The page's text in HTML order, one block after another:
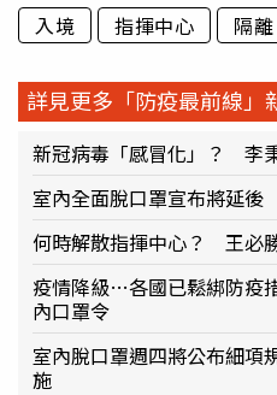
入境 指揮中心 隔離
詳見更多「防疫最前線」
新冠病毒「感冒化」？ 李
室內全面脫口罩宣布將延
何時解散指揮中心？ 王必
疫情降級…各國已鬆綁防疫
內口罩令
室內脫口罩週四將公布細
施